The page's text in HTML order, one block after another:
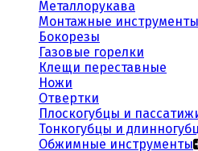
Металлорукава
Монтажные инструменты
Бокорезы
Газовые горелки
Клещи переставные
Ножи
Отвертки
Плоскогубцы и
Тонкогубцы и
Обжимные инструменты